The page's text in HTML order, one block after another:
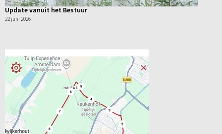
Update vanuit het Bestuur
22 juni 2026